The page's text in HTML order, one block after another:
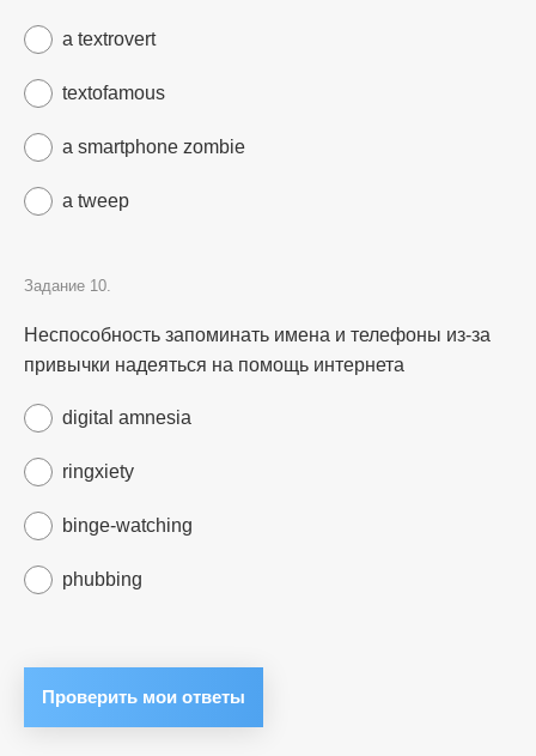
a textrovert
textofamous
a smartphone zombie
a tweep
Задание 10.
Неспособность запоминать имена и телефоны из-за
привычки надеяться на помощь интернета
digital amnesia
ringxiety
binge-watching
phubbing